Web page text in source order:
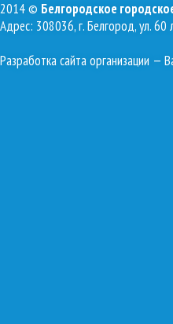
2014 © Белгородское
Адрес: 308036, г. Белгород, ул.
Разработка сайта организации —